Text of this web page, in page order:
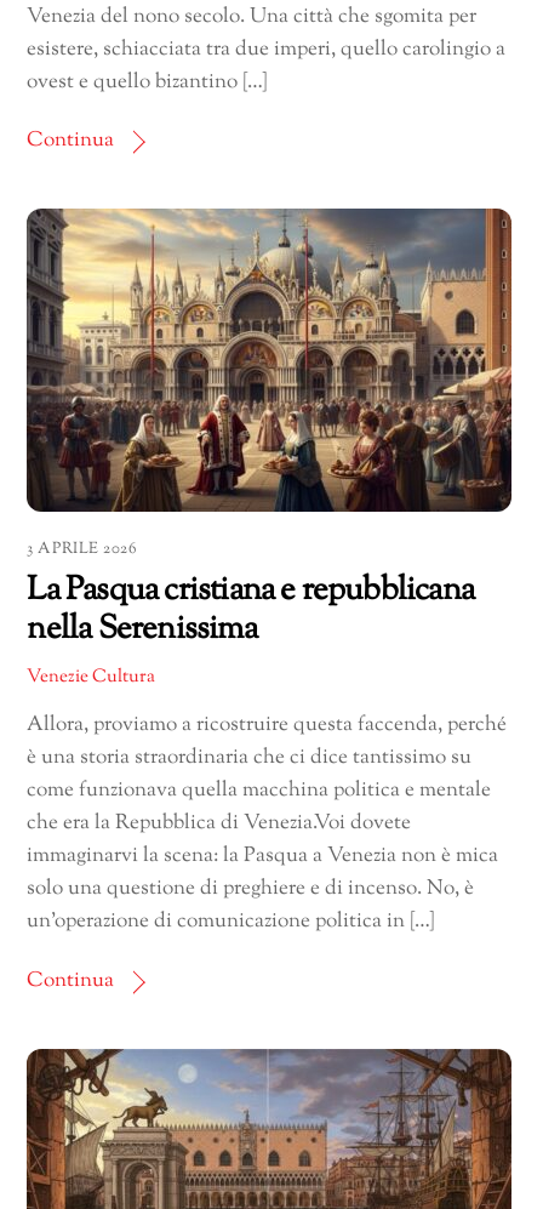
Venezia del nono secolo. Una città che sgomita per
esistere, schiacciata tra due imperi, quello carolingio a
ovest e quello bizantino […]
Continua
3 APRILE 2026
La Pasqua cristiana e repubblicana
nella Serenissima
Venezie Cultura
Allora, proviamo a ricostruire questa faccenda, perché
è una storia straordinaria che ci dice tantissimo su
come funzionava quella macchina politica e mentale
che era la Repubblica di Venezia.Voi dovete
immaginarvi la scena: la Pasqua a Venezia non è mica
solo una questione di preghiere e di incenso. No, è
un’operazione di comunicazione politica in […]
Continua